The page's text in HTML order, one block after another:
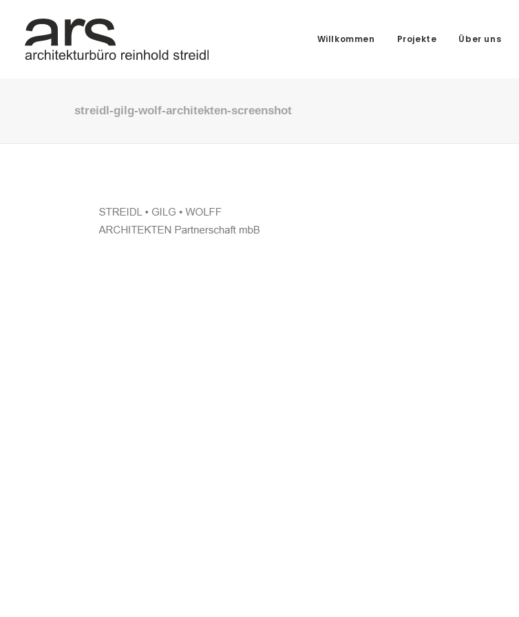
Willkommen Projekte Über uns
streidl-gilg-wolf-architekten-screenshot